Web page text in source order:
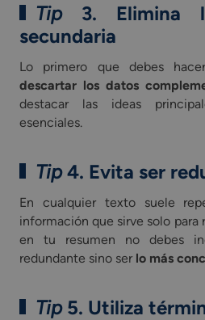
Tip 3. Elimina
secundaria
Lo primero que debes
descartar los datos
destacar las ideas
esenciales.
Tip4. Evita ser
En cualquier texto suele
información que sirve solo para
en tu resumen no debes
redundante sino ser lo más
Tip 5. Utiliza